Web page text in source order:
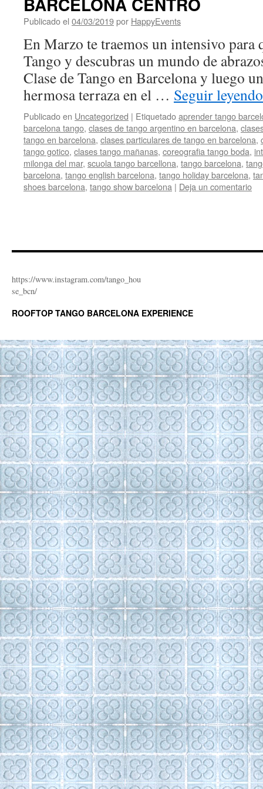
Publicado el 04/03/2019por HappyEvents
En Marzo te traemos un intensivo para
Tango y descubras un mundo de
Clase de Tango en Barcelona y luego
hermosa terraza en el … Seguir
Publicado en Uncategorized | Etiquetadoaprender tango
barcelona tango, clases de tango argentino en barcelona,
tango en barcelona, clases particulares de tango en barcelona,
tango gotico, clases tango mañanas, coreografia tango boda,
milonga del mar, scuola tango barcellona, tango barcelona,
barcelona, tango english barcelona, tango holiday barcelona,
shoes barcelona, tango show barcelona | Deja un comentario
https://www.instagram.com/tango_hou
se_bcn/
ROOFTOP TANGO BARCELONA EXPERIENCE